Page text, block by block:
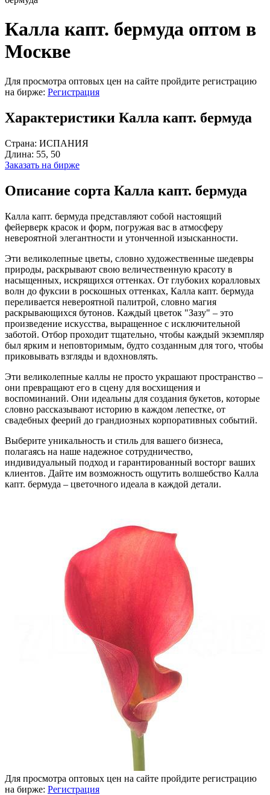
Калла капт. бермуда оптом в
Москве
Для просмотра оптовых цен на сайте пройдите регистрацию
на бирже: Регистрация
Характеристики Калла капт. бермуда
Страна: ИСПАНИЯ
Длина: 55, 50
Заказать на бирже
Описание сорта Калла капт. бермуда
Калла капт. бермуда представляют собой настоящий
фейерверк красок и форм, погружая вас в атмосферу
невероятной элегантности и утонченной изысканности.
Эти великолепные цветы, словно художественные шедевры
природы, раскрывают свою величественную красоту в
насыщенных, искрящихся оттенках. От глубоких коралловых
волн до фуксии в роскошных оттенках, Калла капт. бермуда
переливается невероятной палитрой, словно магия
раскрывающихся бутонов. Каждый цветок "Зазу" – это
произведение искусства, выращенное с исключительной
заботой. Отбор проходит тщательно, чтобы каждый экземпляр
был ярким и неповторимым, будто созданным для того, чтобы
приковывать взгляды и вдохновлять.
Эти великолепные каллы не просто украшают пространство –
они превращают его в сцену для восхищения и
воспоминаний. Они идеальны для создания букетов, которые
словно рассказывают историю в каждом лепестке, от
свадебных феерий до грандиозных корпоративных событий.
Выберите уникальность и стиль для вашего бизнеса,
полагаясь на наше надежное сотрудничество,
индивидуальный подход и гарантированный восторг ваших
клиентов. Дайте им возможность ощутить волшебство Калла
капт. бермуда – цветочного идеала в каждой детали.
Для просмотра оптовых цен на сайте пройдите регистрацию
на бирже: Регистрация